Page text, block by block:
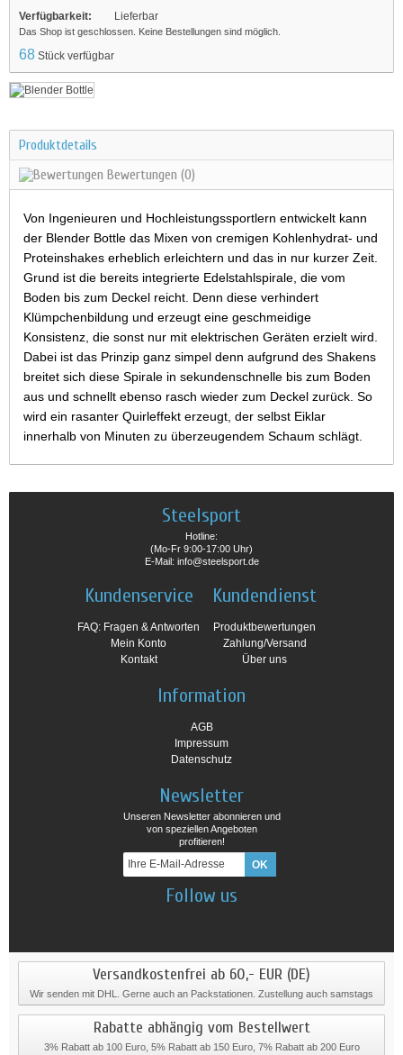
Verfügbarkeit: Lieferbar
Das Shop ist geschlossen. Keine Bestellungen sind möglich.
68 Stück verfügbar
Produktdetails
Bewertungen (0)
Von Ingenieuren und Hochleistungssportlern entwickelt kann
der Blender Bottle das Mixen von cremigen Kohlenhydrat- und
Proteinshakes erheblich erleichtern und das in nur kurzer Zeit.
Grund ist die bereits integrierte Edelstahlspirale, die vom
Boden bis zum Deckel reicht. Denn diese verhindert
Klümpchenbildung und erzeugt eine geschmeidige
Konsistenz, die sonst nur mit elektrischen Geräten erzielt wird.
Dabei ist das Prinzip ganz simpel denn aufgrund des Shakens
breitet sich diese Spirale in sekundenschnelle bis zum Boden
aus und schnellt ebenso rasch wieder zum Deckel zurück. So
wird ein rasanter Quirleffekt erzeugt, der selbst Eiklar
innerhalb von Minuten zu überzeugendem Schaum schlägt.
Steelsport
Hotline:
(Mo-Fr 9:00-17:00 Uhr)
E-Mail: info@steelsport.de
Kundenservice
FAQ: Fragen & Antworten
Mein Konto
Kontakt
Kundendienst
Produktbewertungen
Zahlung/Versand
Über uns
Information
AGB
Impressum
Datenschutz
Newsletter
Unseren Newsletter abonnieren und
von speziellen Angeboten
profitieren!
Follow us
Versandkostenfrei ab 60,- EUR (DE)
Wir senden mit DHL. Gerne auch an Packstationen. Zustellung auch samstags
Rabatte abhängig vom Bestellwert
3% Rabatt ab 100 Euro, 5% Rabatt ab 150 Euro, 7% Rabatt ab 200 Euro